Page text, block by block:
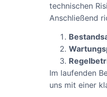
technischen
Anschließend
Im laufenden
uns mit einer